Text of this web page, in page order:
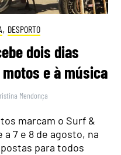
, DESPORTO
dois dias
e à música
Mendonça
marcam o Surf &
7 e 8 de agosto, na
para todos